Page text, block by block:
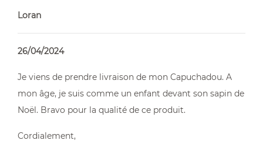
Loran
26/04/2024
Je viens de prendre livraison de mon Capuchadou. A
mon âge, je suis comme un enfant devant son sapin de
Noël. Bravo pour la qualité de ce produit.
Cordialement,